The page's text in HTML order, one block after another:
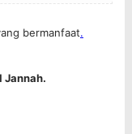
bermanfaat.
Jannah.